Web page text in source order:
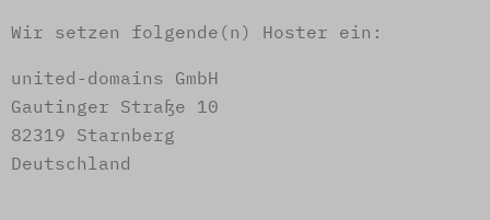
Wir setzen folgende(n) Hoster ein:
united-domains GmbH
Gautinger Straße 10
82319 Starnberg
Deutschland